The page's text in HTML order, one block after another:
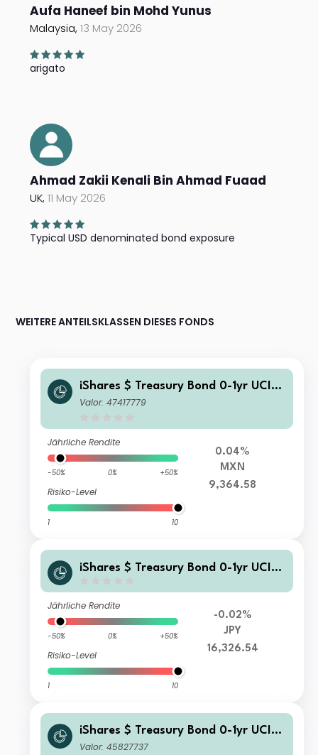
Aufa Haneef bin Mohd Yunus
Malaysia,13 May 2026
arigato
Ahmad Zakii Kenali Bin Ahmad Fuaad
UK,11 May 2026
Typical USD denominated bond exposure
WEITERE ANTEILSKLASSEN DIESES FONDS
iShares $ Treasury Bond 0-1yr UCITS
ETF MXN Hedged (Acc)
Valor: 47417779
Jährliche Rendite
-50% 0% +50%
Risiko-Level
1 10
0.04%
MXN
9,364.58
iShares $ Treasury Bond 0-1yr UCITS
Jährliche Rendite
-50% 0% +50%
Risiko-Level
1 10
-0.02%
JPY
16,326.54
iShares $ Treasury Bond 0-1yr UCITS
ETF USD (Acc)
Valor: 45827737